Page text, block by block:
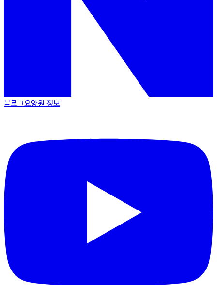
블로그요양원 정보